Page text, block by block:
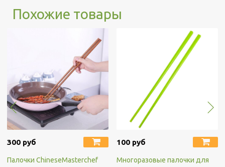
Похожие товары
300 руб
Палочки ChineseMasterchef
100 руб
Многоразовые палочки для